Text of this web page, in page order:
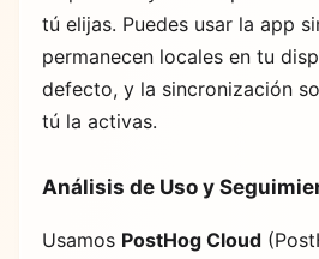
tú elijas. Puedes usar la app
permanecen locales en tu
defecto, y la sincronización
tú la activas.
Análisis de Uso y
Usamos PostHog Cloud